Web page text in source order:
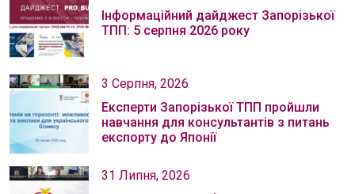
Інформаційний дайджест Запорізької
ТПП: 5 серпня 2026 року
3 Серпня, 2026
Експерти Запорізької ТПП пройшли
навчання для консультантів з питань
експорту до Японії
31 Липня, 2026